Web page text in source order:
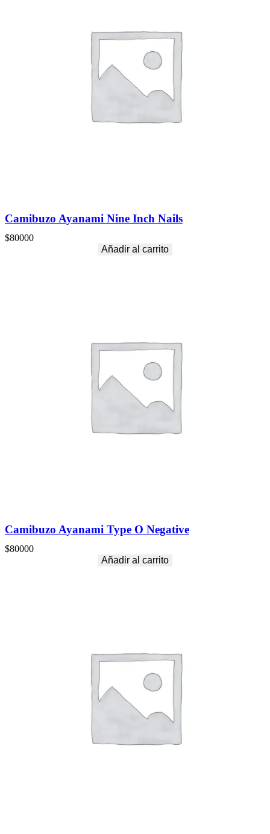
Camibuzo Ayanami Nine Inch Nails
$80000
Añadir al carrito
Camibuzo Ayanami Type O Negative
$80000
Añadir al carrito